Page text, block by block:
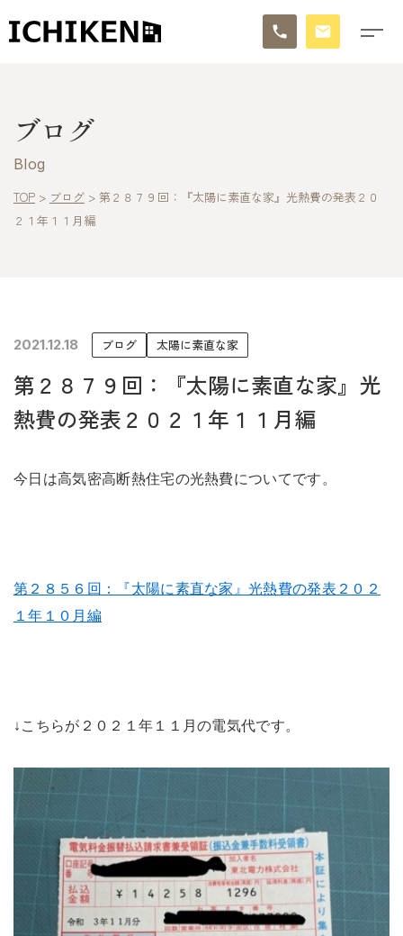
ブログ
施工事例
未来に住み継ぐ平屋
Tel. 0257-27-2157
ブログ
Blog
TOP > ブログ > 第２８７９回：『太陽に素直な家』光熱費の発表２０
２１年１１月編
2021.12.18 ブログ 太陽に素直な家
第２８７９回：『太陽に素直な家』光
熱費の発表２０２１年１１月編
今日は高気密高断熱住宅の光熱費についてです。
第２８５６回：『太陽に素直な家』光熱費の発表２０２
１年１０月編
↓こちらが２０２１年１１月の電気代です。